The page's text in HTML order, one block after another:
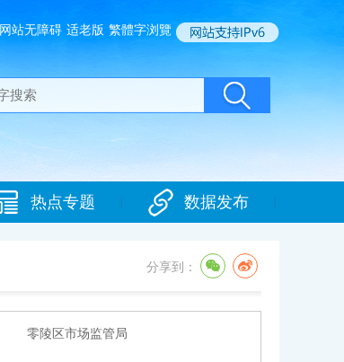
网站无障碍 适老版 繁體字浏覽
热点专题 数据发布
分享到：
零陵区市场监管局